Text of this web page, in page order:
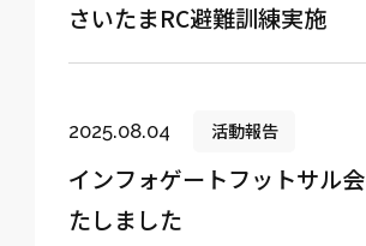
さいたまRC避難訓練実施
2025.08.04 活動報告
インフォゲートフットサル
たしました